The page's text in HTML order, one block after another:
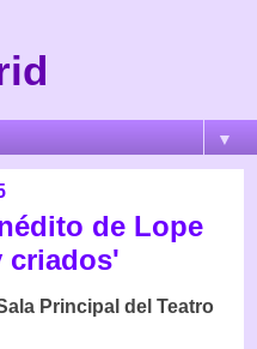
▼
de Lope
criados'
Principal del Teatro